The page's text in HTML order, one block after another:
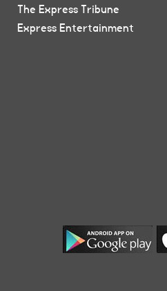
The Express Tribune
Express Entertainment